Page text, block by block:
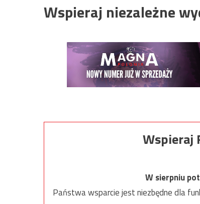
Wspieraj niezależne
Wspieraj
W sierpniu
Państwa wsparcie jest niezbędne dla